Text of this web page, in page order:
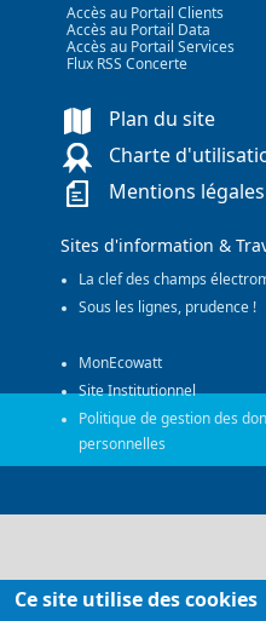
Accès au Portail Clients
Accès au Portail Data
Accès au Portail Services
Flux RSS Concerte
Plan du site
Charte
Mentions légales
Sites d'information &
La clef des champs
Sous les lignes, prudence !
MonEcowatt
Site Institutionnel
Politique de gestion des
personnelles
Ce site utilise des cookies